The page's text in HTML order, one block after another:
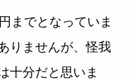
までとなっていま
りませんが、怪我
十分だと思いま